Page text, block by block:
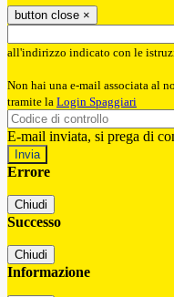
button close ×
all'indirizzo indicato con le
Non hai una e-mail associata al
tramite la Login Spaggiari
E-mail inviata, si prega di
Errore
Chiudi
Successo
Chiudi
Informazione